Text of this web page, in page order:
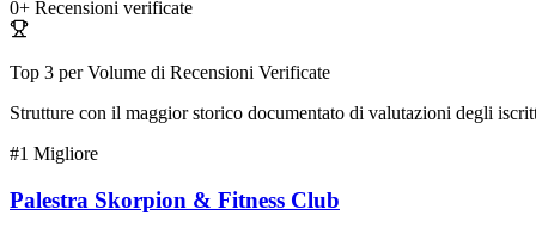
0+ Recensioni verificate
Top 3 per Volume di Recensioni Verificate
Strutture con il maggior storico documentato di valutazioni degli
#1 Migliore
Palestra Skorpion & Fitness Club